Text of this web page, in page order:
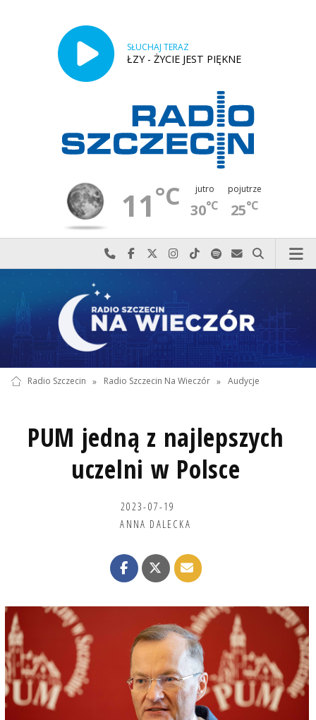
SŁUCHAJ TERAZ
ŁZY - ŻYCIE JEST PIĘKNE
11°C jutro
30°C
pojutrze
25°C
Najlepiej po prostu do nas zadzwoń
Odwiedź nas na Facebook-u
Odwiedź nas na X
Odwiedź nas na Instagram-ie
Odwiedź nas na TikTok-u
Szukaj nas na Spotify
Wyślij do nas
Szukaj
Radio Szczecin » Radio Szczecin Na Wieczór » Audycje
PUM jedną z najlepszych
uczelni w Polsce
2023-07-19
ANNA DALECKA